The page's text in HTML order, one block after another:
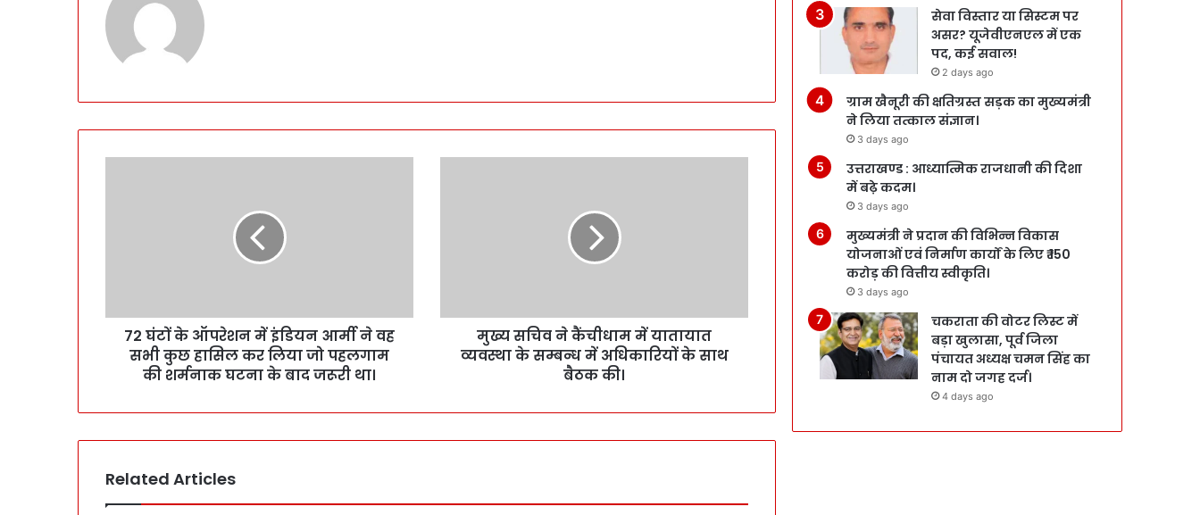
72 घंटों के ऑपरेशन में इंडियन आर्मी ने वह
सभी कुछ हासिल कर लिया जो पहलगाम
की शर्मनाक घटना के बाद जरूरी था।
मुख्य सचिव ने कैंचीधाम में यातायात
व्यवस्था के सम्बन्ध में अधिकारियों के साथ
बैठक की।
Related Articles
सेवा विस्तार या सिस्टम पर
असर? यूजेवीएनएल में एक
पद, कई सवाल!
2 days ago
ग्राम खैनूरी की क्षतिग्रस्त सड़क का मुख्यमंत्री
ने लिया तत्काल संज्ञान।
3 days ago
उत्तराखण्ड : आध्यात्मिक राजधानी की दिशा
में बढ़े कदम।
3 days ago
मुख्यमंत्री ने प्रदान की विभिन्न विकास
योजनाओं एवं निर्माण कार्यों के लिए ₹ 150
करोड़ की वित्तीय स्वीकृति।
3 days ago
चकराता की वोटर लिस्ट में
बड़ा खुलासा, पूर्व जिला
पंचायत अध्यक्ष चमन सिंह का
नाम दो जगह दर्ज।
4 days ago